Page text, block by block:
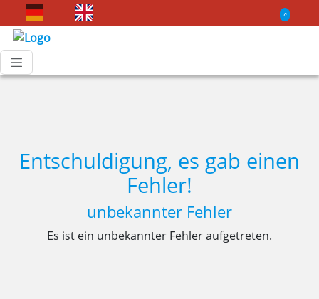
0
Entschuldigung, es gab einen
Fehler!
unbekannter Fehler
Es ist ein unbekannter Fehler aufgetreten.